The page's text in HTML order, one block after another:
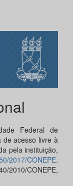
Federal de
de acesso livre à
pela instituição,
2017/CONEPE.
2010/CONEPE,